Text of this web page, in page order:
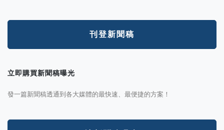
刊登新聞稿
立即購買新聞稿曝光
發一篇新聞稿透通到各大媒體的最快速、最便捷的方案！